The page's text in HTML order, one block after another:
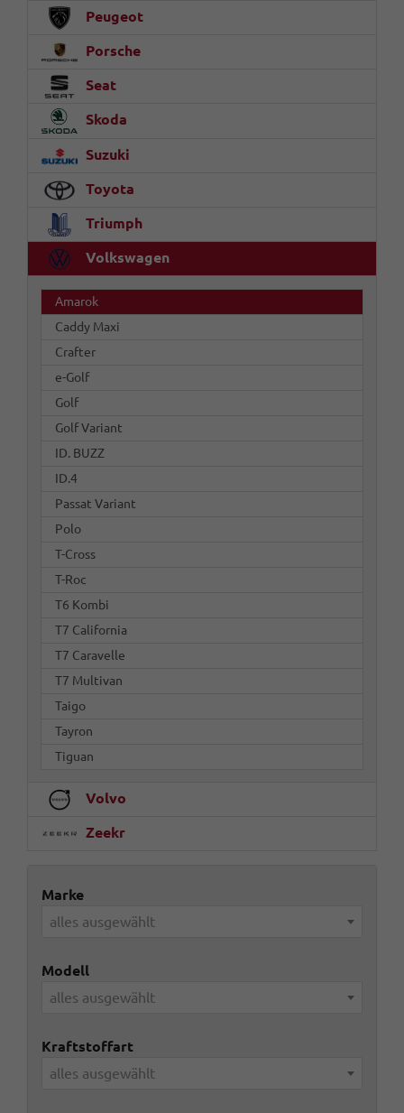
Peugeot
Porsche
Seat
Skoda
Suzuki
Toyota
Triumph
Volkswagen
Amarok
Caddy Maxi
Crafter
e-Golf
Golf
Golf Variant
ID. BUZZ
ID.4
Passat Variant
Polo
T-Cross
T-Roc
T6 Kombi
T7 California
T7 Caravelle
T7 Multivan
Taigo
Tayron
Tiguan
Volvo
Zeekr
Marke
alles ausgewählt
Modell
alles ausgewählt
Kraftstoffart
alles ausgewählt